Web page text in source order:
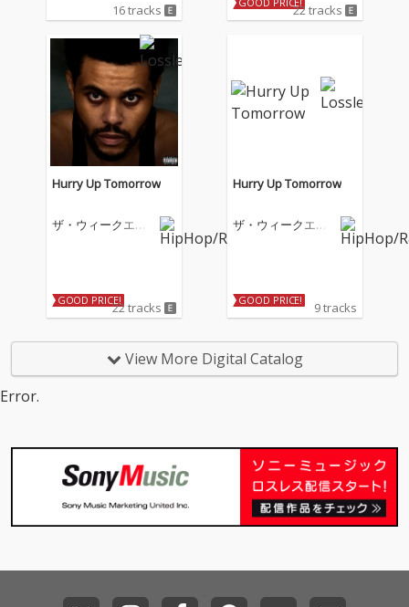
り、５作目となるアル
バム『Dawn FM』をリ
リース。年明けのサプ
ライズリリースとなっ
た今作には、タイラ
ー・ザ・クリエイタ
ー、リル・ウェイン、
クインシー・ジョーン
ズ、ジム・キャリーな
どが参加。ゲスト陣の
豪華さはさることなが
「Out Of Time」では
日本人歌手の亜蘭知子
として使用されてい
る。
16 tracks 22 tracks
Hurry Up Tomorrow
ザ・ウィークエン
GOOD PRICE!22 tracks
Hurry Up Tomorrow
ザ・ウィークエン
GOOD PRICE! 9 tracks
View More Digital Catalog
Error.